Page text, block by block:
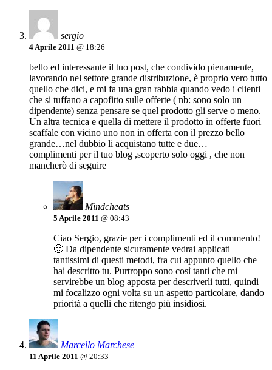
sergio
4 Aprile 2011 @ 18:26
bello ed interessante il tuo post, che condivido pienamente,
lavorando nel settore grande distribuzione, è proprio vero tutto
quello che dici, e mi fa una gran rabbia quando vedo i clienti
che si tuffano a capofitto sulle offerte ( nb: sono solo un
dipendente) senza pensare se quel prodotto gli serve o meno.
Un altra tecnica e quella di mettere il prodotto in offerte fuori
scaffale con vicino uno non in offerta con il prezzo bello
grande…nel dubbio li acquistano tutte e due…
complimenti per il tuo blog ,scoperto solo oggi , che non
mancherò di seguire
Mindcheats
5 Aprile 2011 @ 08:43
Ciao Sergio, grazie per i complimenti ed il commento!
🙂 Da dipendente sicuramente vedrai applicati
tantissimi di questi metodi, fra cui appunto quello che
hai descritto tu. Purtroppo sono così tanti che mi
servirebbe un blog apposta per descriverli tutti, quindi
mi focalizzo ogni volta su un aspetto particolare, dando
priorità a quelli che ritengo più insidiosi.
Marcello Marchese
11 Aprile 2011 @ 20:33